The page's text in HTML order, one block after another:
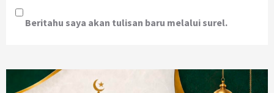
Beritahu saya akan tulisan baru melalui surel.